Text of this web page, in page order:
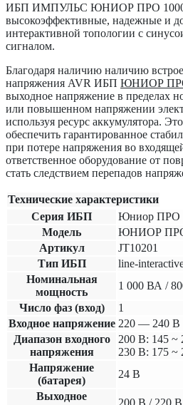
ИБП ИМПУЛЬС ЮНИОР ПРО 1000
высокоэффективные, надежные и
интерактивной топологии с
сигналом.
Благодаря наличию наличию
напряжения AVR ИБП ЮНИОР
выходное напряжение в пределах
или повышенном напряжении
используя ресурс аккумулятора.
обеспечить гарантированное
при потере напряжения во
ответственное оборудование от
стать следствием перепадов
Технические характеристики
Серия ИБП
Юниор ПРО
Модель
ЮНИОР
Артикул
JT10201
Тип ИБП
line-
Номинальная
мощность
1 000 ВА /
Число фаз (вход)
1
Входное напряжение 220 — 240 В
Диапазон входного
напряжения
200 В: 145 ~
230 В: 175 ~
Напряжение
(батарея)
24 В
Выходное
200 В / 220